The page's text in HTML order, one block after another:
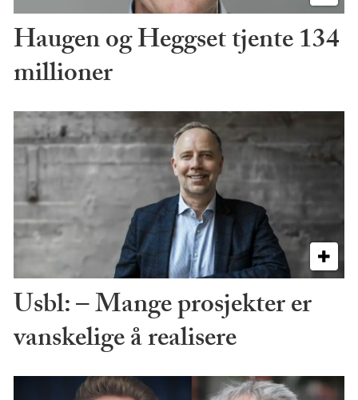
Haugen og Heggset tjente 134
millioner
Usbl: – Mange prosjekter er
vanskelige å realisere